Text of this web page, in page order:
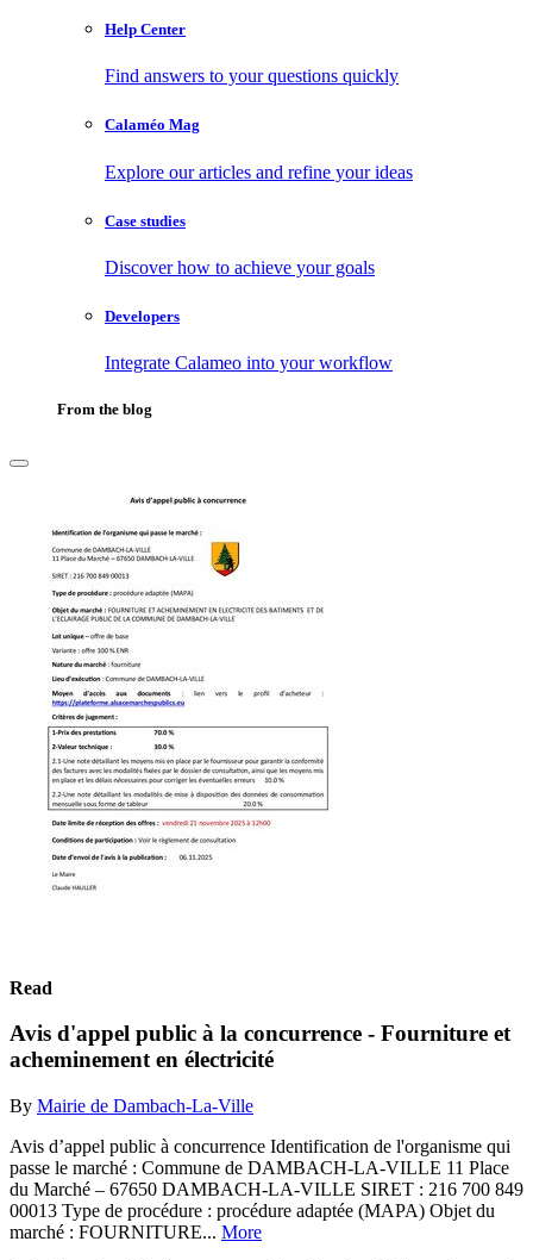
Help Center
Find answers to your questions quickly
Calaméo Mag
Explore our articles and refine your ideas
Case studies
Discover how to achieve your goals
Developers
Integrate Calameo into your workflow
From the blog
Read
Avis d'appel public à la concurrence - Fourniture et
acheminement en électricité
By Mairie de Dambach-La-Ville
Avis d’appel public à concurrence Identification de l'organisme qui
passe le marché : Commune de DAMBACH-LA-VILLE 11 Place
du Marché – 67650 DAMBACH-LA-VILLE SIRET : 216 700 849
00013 Type de procédure : procédure adaptée (MAPA) Objet du
marché : FOURNITURE... More